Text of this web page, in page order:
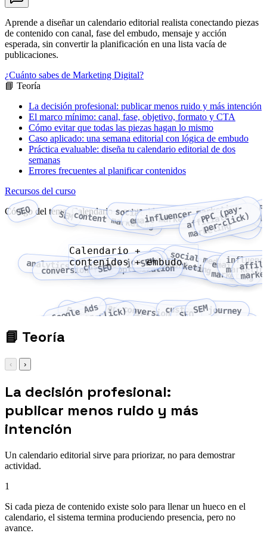
Aprende a diseñar un calendario editorial realista conectando piezas
de contenido con canal, fase del embudo, mensaje y acción
esperada, sin convertir la planificación en una lista vacía de
publicaciones.
¿Cuánto sabes de Marketing Digital?
📘 Teoría
La decisión profesional: publicar menos ruido y más intención
El marco mínimo: canal, fase, objetivo, formato y CTA
Cómo evitar que todas las piezas hagan lo mismo
Caso aplicado: una semana editorial con lógica de embudo
Práctica evaluable: diseña tu calendario editorial de dos
semanas
Errores frecuentes al planificar contenidos
Recursos del curso
Código del tema: Calendario + contenidos + embudo
SEO SEMcontent marketingsocial media marketing
email marketing
influencer marketing
affiliate
marketing
P
P
C
(
p
a
y
-
p
e
r
-
c
l
i
c
k
)
Google
Ads
analytics
conversion rate optimization
customer journey
SEO SEMcontent marketing
social media marketingemail
marketing
PPC (pay-per-click)
Google Ads
Facebook Adsanalytics
conversion ratecustomer journey
SEO
SEM
Calendario +
contenidos + embudo
📘 Teoría
‹ ›
La decisión profesional:
publicar menos ruido y más
intención
Un calendario editorial sirve para priorizar, no para demostrar
actividad.
1
Si cada pieza de contenido existe solo para llenar un hueco en el
calendario, el sistema termina produciendo presencia, pero no
avance.